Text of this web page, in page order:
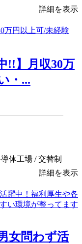
詳細を表示
!!】月収30万
・...
体工場 / 交替制
詳細を表示
女問わず活